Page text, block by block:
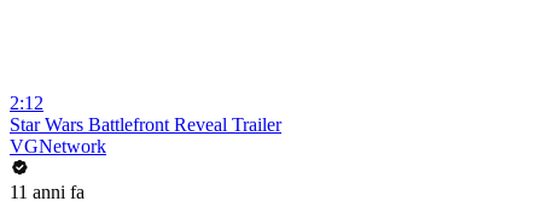
2:12
Star Wars Battlefront Reveal Trailer
VGNetwork
11 anni fa